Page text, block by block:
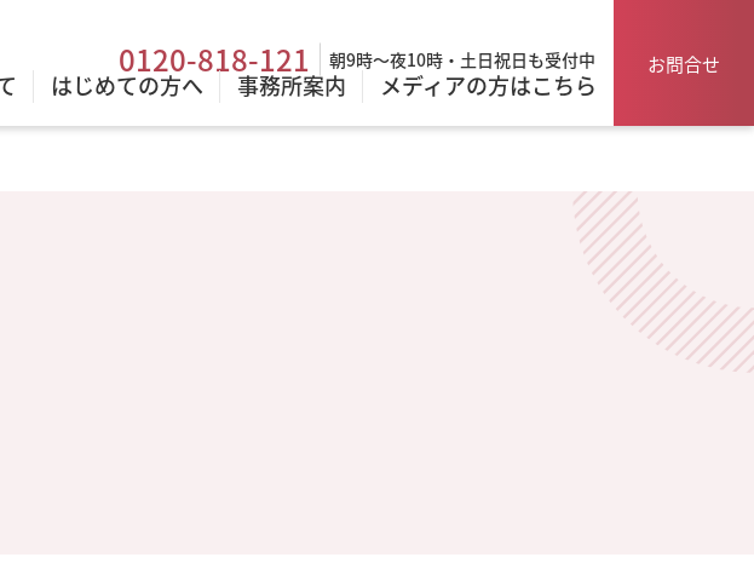
0120-818-121 朝9時～夜10時・土日祝日も受付中
はじめての方へ 事務所案内 メディアの方はこちら
お問合せ